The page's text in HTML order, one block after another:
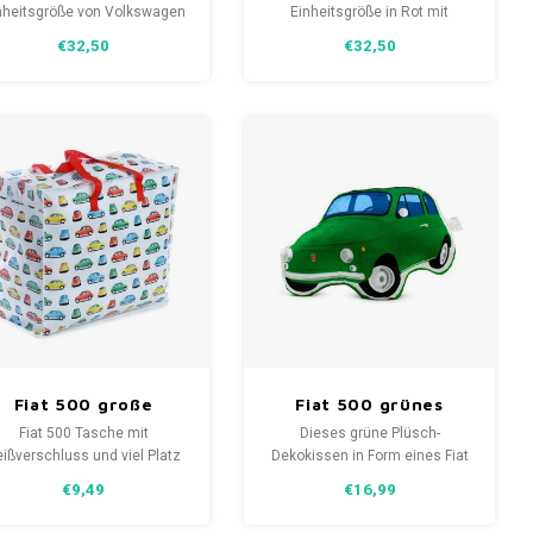
von Volkswagen
grünen Buchstaben Surf
€32,50
Einheitsgröße in Rot mit
Schriftzug aus schwerer,
€32,50
Fiat 500 große
Fiat 500 Tasche mit
und viel Platz
usw.
€9,49
Fiat 500 grünes
Plüsch-Deko-Kissen
Dieses grüne Plüsch-
Dekokissen in Form eines Fiat
glücklich machen. Das Kissen
€16,99